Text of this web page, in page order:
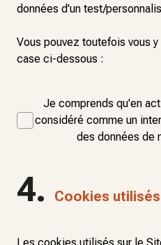
données d'un test/
Vous pouvez toutefois vous
case ci-dessous :
Je comprends qu'en
considéré comme un
des données de
4. Cookies